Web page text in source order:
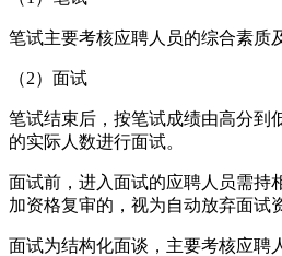
笔试主要考核应聘人员的综合素质
（2）面试
笔试结束后，按笔试成绩由高分到
的实际人数进行面试。
面试前，进入面试的应聘人员需持
加资格复审的，视为自动放弃面试
面试为结构化面谈，主要考核应聘